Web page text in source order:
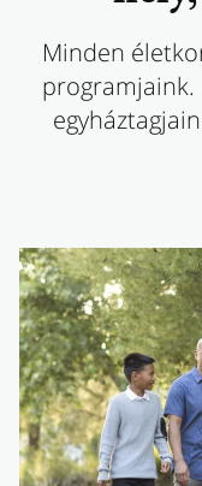
Minden
programjaink.